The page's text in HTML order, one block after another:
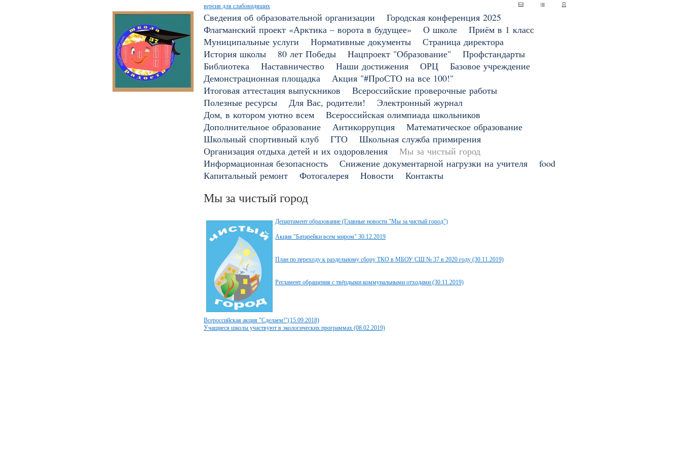
версия для слабовидящих
Сведения об образовательной организации
Городская конференция 2025
Флагманский проект «Арктика – ворота в будущее»
О школе
Приём в 1 класс
Муниципальные услуги
Нормативные документы
Страница директора
История школы
80 лет Победы Нацпроект "Образование"
Профстандарты
Библиотека
Наставничество Наши достижения ОРЦ
Базовое учреждение
Демонстрационная площадка
Акция "#ПроСТО на все 100!"
Итоговая аттестация выпускников
Всероссийские проверочные работы
Полезные ресурсы
Для Вас, родители!
Электронный журнал
Дом, в котором уютно всем
Всероссийская олимпиада школьников
Дополнительное образование
Антикоррупция
Математическое образование
Школьный спортивный клуб
ГТО
Школьная служба примирения
Организация отдыха детей и их оздоровления
Мы за чистый город
Информационная безопасность
Снижение документарной нагрузки на учителя
food
Капитальный ремонт
Фотогалерея Новости Контакты
Мы за чистый город
Департамент образование (Главные новости "Мы за чистый город")
Акция "Батарейки всем миром" 30.12.2019
План по переходу к раздельному сбору ТКО в МБОУ СШ № 37 в 2020 году (30.11.2019)
Регламент обращения с твёрдыми коммунальными отходами (30.11.2019)
Всероссийская акция "Сделаем!"(15.09.2018)
Учащиеся школы участвуют в экологических программах (08.02.2019)